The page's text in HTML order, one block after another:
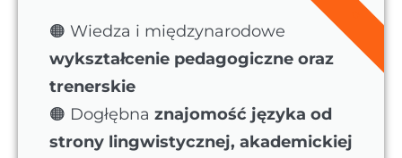
🟠 Wiedza i międzynarodowe
wykształcenie pedagogiczne oraz
trenerskie
🟠 Dogłębna znajomość języka od
strony lingwistycznej, akademickiej